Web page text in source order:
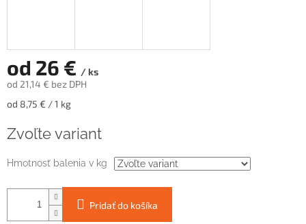
od 26 € / ks
od 21,14 € bez DPH
Jednotková
od 8,75 € / 1 kg
Zvoľte variant
Hmotnosť balenia v kg
Pridať do košíka